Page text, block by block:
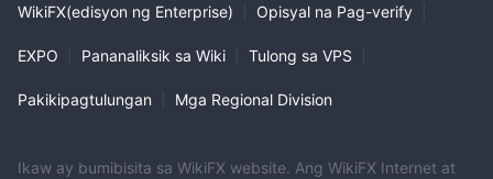
pinag-isipang desisyon.
Customer Support
responsibilidad at kahusayan sa iba't ibang paraan ng
ugnayan sa pamamagitan ng email sa
WikiFX(edisyon ng Enterprise) Opisyal na Pag-verify
EXPO Pananaliksik sa Wiki Tulong sa VPS
Pakikipagtulungan Mga Regional Division
Ikaw ay bumibisita sa WikiFX website. Ang WikiFX Internet at